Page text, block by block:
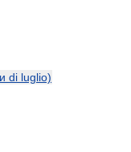
di luglio)